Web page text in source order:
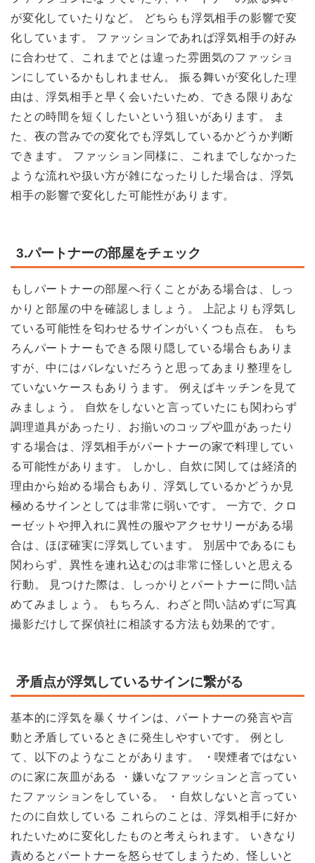
が変化していたりなど。 どちらも浮気相手の影響で変
化しています。 ファッションであれば浮気相手の好み
に合わせて、これまでとは違った雰囲気のファッショ
ンにしているかもしれません。 振る舞いが変化した理
由は、浮気相手と早く会いたいため、できる限りあな
たとの時間を短くしたいという狙いがあります。 ま
た、夜の営みでの変化でも浮気しているかどうか判断
できます。 ファッション同様に、これまでしなかった
ような流れや扱い方が雑になったりした場合は、浮気
相手の影響で変化した可能性があります。
3.パートナーの部屋をチェック
もしパートナーの部屋へ行くことがある場合は、しっ
かりと部屋の中を確認しましょう。 上記よりも浮気し
ている可能性を匂わせるサインがいくつも点在。 もち
ろんパートナーもできる限り隠している場合もありま
すが、中にはバレないだろうと思ってあまり整理をし
ていないケースもありうます。 例えばキッチンを見て
みましょう。 自炊をしないと言っていたにも関わらず
調理道具があったり、お揃いのコップや皿があったり
する場合は、浮気相手がパートナーの家で料理してい
る可能性があります。 しかし、自炊に関しては経済的
理由から始める場合もあり、浮気しているかどうか見
極めるサインとしては非常に弱いです。 一方で、クロ
ーゼットや押入れに異性の服やアクセサリーがある場
合は、ほぼ確実に浮気しています。 別居中であるにも
関わらず、異性を連れ込むのは非常に怪しいと思える
行動。 見つけた際は、しっかりとパートナーに問い詰
めてみましょう。 もちろん、わざと問い詰めずに写真
撮影だけして探偵社に相談する方法も効果的です。
矛盾点が浮気しているサインに繋がる
基本的に浮気を暴くサインは、パートナーの発言や言
動と矛盾しているときに発生しやすいです。 例とし
て、以下のようなことがあります。 ・喫煙者ではない
のに家に灰皿がある ・嫌いなファッションと言ってい
たファッションをしている。 ・自炊しないと言ってい
たのに自炊している これらのことは、浮気相手に好か
れたいために変化したものと考えられます。 いきなり
責めるとパートナーを怒らせてしまうため、怪しいと